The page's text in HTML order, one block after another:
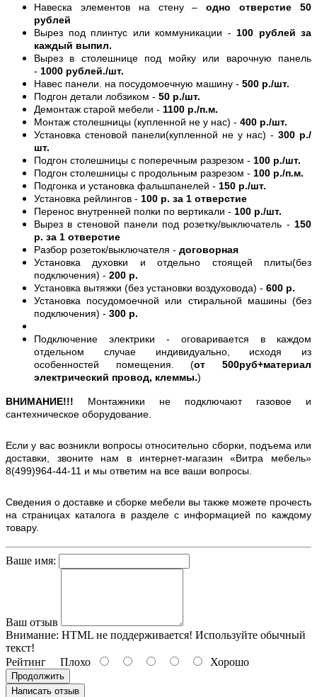
Навеска элементов на стену –одно отверстие 50
рублей
Вырез под плинтус или коммуникации - 100 рублей за
каждый выпил.
Вырез в столешнице под мойку или варочную панель
- 1000 рублей./шт.
Навес панели. на посудомоечную машину - 500 р./шт.
Подгон детали лобзиком - 50 р./шт.
Демонтаж старой мебели - 1100 р./п.м.
Монтаж столешницы (купленной не у нас) - 400 р./шт.
Установка стеновой панели(купленной не у нас) -300 р./
шт.
Подгон столешницы с поперечным разрезом - 100 р./шт.
Подгон столешницы с продольным разрезом - 100 р./п.м.
Подгонка и установка фальшпанелей - 150 р./шт.
Установка рейлингов - 100 р. за 1 отверстие
Перенос внутренней полки по вертикали - 100 р./шт.
Вырез в стеновой панели под розетку/выключатель - 150
р. за 1 отверстие
Разбор розеток/выключателя - договорная
Установка духовки и отдельно стоящей плиты(без
подключения) - 200 р.
Установка вытяжки (без установки воздуховода) - 600 р.
Установка посудомоечной или стиральной машины (без
подключения) - 300 р.
Подключение электрики - оговаривается в каждом
отдельном случае индивидуально, исходя из
особенностей помещения. (от 500руб+материал
электрический провод, клеммы.)
ВНИМАНИЕ!!! Монтажники не подключают газовое и
сантехническое оборудование.
Если у вас возникли вопросы относительно сборки, подъема или
доставки, звоните нам в интернет-магазин «Витра мебель»
8(499)964-44-11 и мы ответим на все ваши вопросы.
Сведения о доставке и сборке мебели вы также можете прочесть
на страницах каталога в разделе с информацией по каждому
товару.
Ваше имя:
Ваш отзыв
Внимание: HTML не поддерживается! Используйте обычный
текст!
Рейтинг Плохо Хорошо
Продолжить
Написать отзыв